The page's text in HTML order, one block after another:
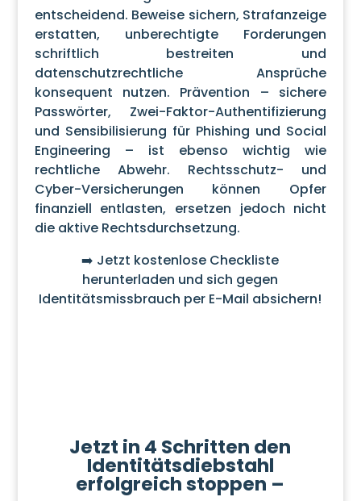
entscheidend. Beweise sichern, Strafanzeige
erstatten, unberechtigte Forderungen
schriftlich bestreiten und
datenschutzrechtliche Ansprüche
konsequent nutzen. Prävention – sichere
Passwörter, Zwei-Faktor-Authentifizierung
und Sensibilisierung für Phishing und Social
Engineering – ist ebenso wichtig wie
rechtliche Abwehr. Rechtsschutz- und
Cyber-Versicherungen können Opfer
finanziell entlasten, ersetzen jedoch nicht
die aktive Rechtsdurchsetzung.
➡️ Jetzt kostenlose Checkliste
herunterladen und sich gegen
Identitätsmissbrauch per E-Mail absichern!
Jetzt in 4 Schritten den
Identitätsdiebstahl
erfolgreich stoppen –